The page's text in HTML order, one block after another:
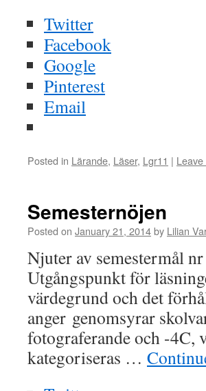
Twitter
Facebook
Google
Pinterest
Email
Posted in Lärande, Läser, Lgr11 |
Semesternöjen
Posted on January 21, 2014by Lilian
Njuter av semestermål
Utgångspunkt för
värdegrund och det
anger genomsyrar
fotograferande och -4C,
kategoriseras …